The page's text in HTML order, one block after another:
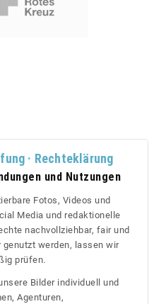
· Rechteklärung
und Nutzungen
Fotos, Videos und
Media und redaktionelle
nachvollziehbar, fair und
genutzt werden, lassen wir
prüfen.
Bilder individuell und
Agenturen,